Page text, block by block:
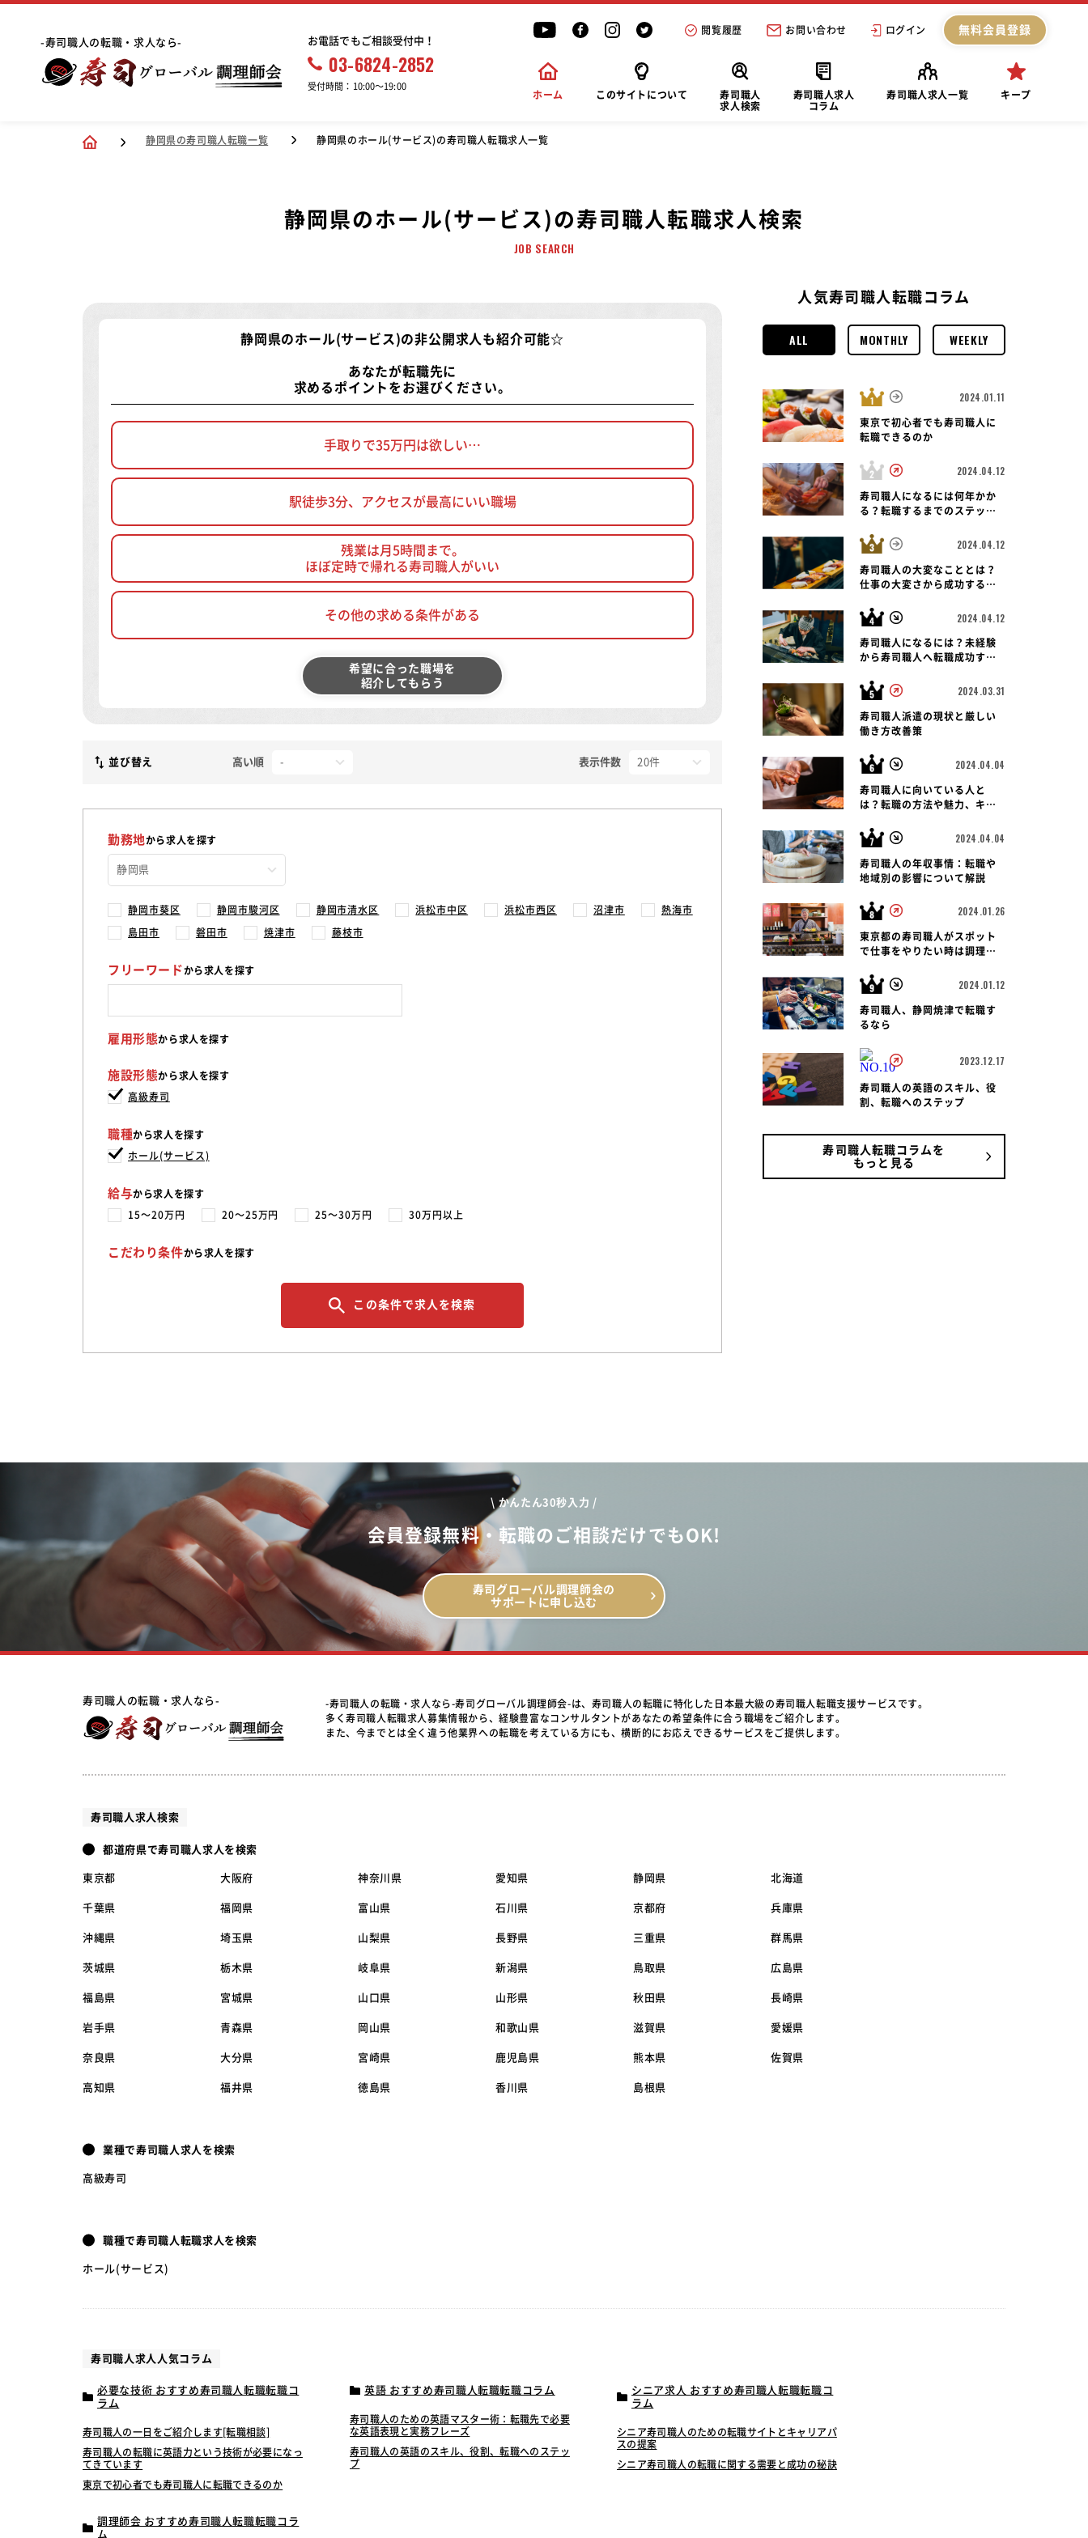
-寿司職人の転職・求人なら- お電話でもご相談受付中！
03-6824-2852
受付時間：10:00〜19:00
閲覧履歴 お問い合わせ ログイン 無料会員登録
ホーム このサイトについて
寿司職人
求人検索
寿司職人求人
コラム
寿司職人求人一覧 キープ
静岡県の寿司職人転職一覧 静岡県のホール(サービス)の寿司職人転職求人一覧
静岡県のホール(サービス)の寿司職人転職求人検索
JOB SEARCH
静岡県のホール(サービス)の非公開求人 も紹介可能☆
あなたが転職先に
求めるポイントをお選びください。
手取りで35万円は欲しい…
駅徒歩3分、アクセスが最高にいい職場
残業は月5時間まで。
ほぼ定時で帰れる寿司職人がいい
その他の求める条件がある
希望に合った職場を
紹介してもらう
並び替え 高い順 表示件数
勤務地から求人を探す
静岡市葵区 静岡市駿河区 静岡市清水区 浜松市中区 浜松市西区 沼津市 熱海市
島田市 磐田市 焼津市 藤枝市
フリーワードから求人を探す
雇用形態から求人を探す
施設形態から求人を探す
高級寿司
職種から求人を探す
ホール(サービス)
給与から求人を探す
15〜20万円 20〜25万円 25〜30万円 30万円以上
こだわり条件から求人を探す
この条件で求人を検索
人気寿司職人転職コラム
ALL MONTHLY WEEKLY
2024.01.11
東京で初心者でも寿司職人に
転職できるのか
2024.04.12
寿司職人になるには何年かか
る？転職するまでのステップ
2024.04.12
寿司職人の大変なこととは？
仕事の大変さから成功する転
2024.04.12
寿司職人になるには？未経験
から寿司職人へ転職成功する
2024.03.31
寿司職人派遣の現状と厳しい
働き方改善策
2024.04.04
寿司職人に向いている人と
は？転職の方法や魅力、キャ
説！
2024.04.04
寿司職人の年収事情：転職や
地域別の影響について解説
2024.01.26
東京都の寿司職人がスポット
で仕事をやりたい時は調理師
2024.01.12
寿司職人、静岡焼津で転職す
るなら
2023.12.17
寿司職人の英語のスキル、役
割、転職へのステップ
寿司職人転職コラムを
もっと見る
\ かんたん30秒入力 /
会員登録無料・転職のご相談だけでもOK!
寿司グローバル調理師会の
サポートに申し込む
寿司職人の転職・求人なら-
-寿司職人の転職・求人なら-寿司グローバル調理師会-は、寿司職人の転職に特化した日本最大級の寿司職人転職支援サービスです。
多く寿司職人転職求人募集情報から、経験豊富なコンサルタントがあなたの希望条件に合う職場をご紹介します。
また、今までとは全く違う他業界への転職を考えている方にも、横断的にお応えできるサービスをご提供します。
寿司職人求人検索
都道府県で寿司職人求人を検索
東京都 大阪府 神奈川県 愛知県 静岡県 北海道
千葉県 福岡県 富山県 石川県 京都府 兵庫県
沖縄県 埼玉県 山梨県 長野県 三重県 群馬県
茨城県 栃木県 岐阜県 新潟県 鳥取県 広島県
福島県 宮城県 山口県 山形県 秋田県 長崎県
岩手県 青森県 岡山県 和歌山県 滋賀県 愛媛県
奈良県 大分県 宮崎県 鹿児島県 熊本県 佐賀県
高知県 福井県 徳島県 香川県 島根県
業種で寿司職人求人を検索
高級寿司
職種で寿司職人転職求人を検索
ホール(サービス)
寿司職人求人人気コラム
必要な技術 おすすめ寿司職人転職転職コ
ラム
寿司職人の一日をご紹介します[転職相談]
寿司職人の転職に英語力という技術が必要になっ
てきています
東京で初心者でも寿司職人に転職できるのか
英語 おすすめ寿司職人転職転職コラム
寿司職人のための英語マスター術：転職先で必要
な英語表現と実務フレーズ
寿司職人の英語のスキル、役割、転職へのステッ
プ
シニア求人 おすすめ寿司職人転職転職コ
ラム
シニア寿司職人のための転職サイトとキャリアパ
スの提案
シニア寿司職人の転職に関する需要と成功の秘訣
調理師会 おすすめ寿司職人転職転職コラ
ム